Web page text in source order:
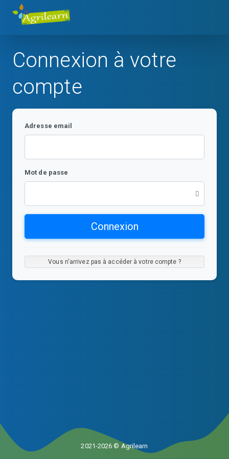
Connexion à votre
compte
Adresse email
Mot de passe
Connexion
Vous n'arrivez pas à accéder à votre compte ?
2021-2026 © Agrilearn